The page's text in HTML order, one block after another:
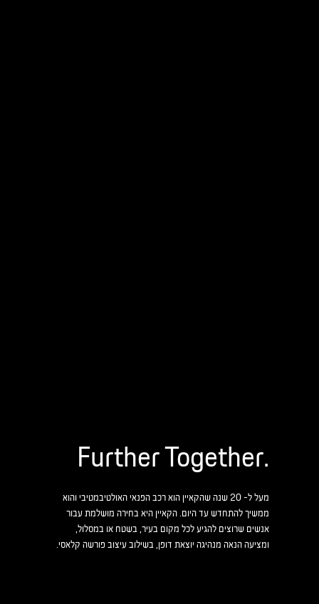
.Further Together
מעל ל- 20 שנה שהקאיין הוא רכב הפנאי האולטיבמטיבי והוא
ממשיך להתחדש עד היום. הקאיין היא בחירה מושלמת עבור
אנשים שרוצים להגיע לכל מקום בעיר, בשטח או במסלול,
ומציעה הנאה מנהיגה יוצאת דופן, בשילוב עיצוב פורשה קלאסי.